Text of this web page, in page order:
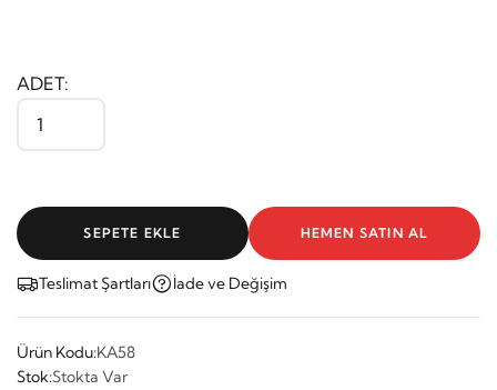
ADET:
SEPETE EKLE HEMEN SATIN AL
Teslimat Şartları İade ve Değişim
Ürün Kodu:KA58
Stok:Stokta Var